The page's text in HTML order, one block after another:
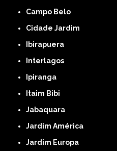
Campo Belo
Cidade Jardim
Ibirapuera
Interlagos
Ipiranga
Itaim Bibi
Jabaquara
Jardim América
Jardim Europa